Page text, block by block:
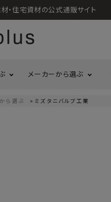
・住宅資材の公式通販サイト
メーカーから選ぶ
ら選ぶ ミズタニバルブ工業